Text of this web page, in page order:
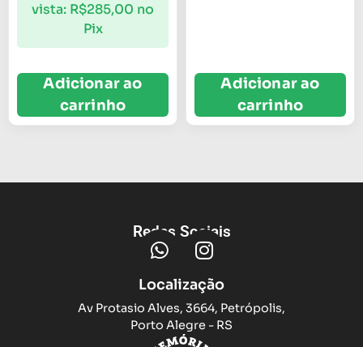
vista: R$285,00 no
Pix
Adicionar ao
carrinho
Adicionar ao
carrinho
Redes Sociais
Localização
Av Protasio Alves, 3664, Petrópolis,
Porto Alegre - RS